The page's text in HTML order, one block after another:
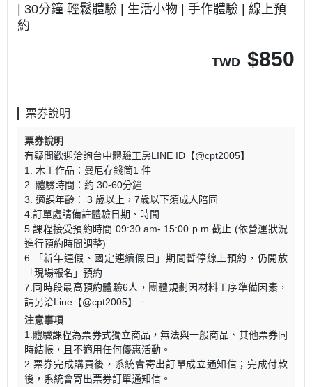
| 30分鐘 輕鬆體驗 | 生活小物 | 手作體驗 | 線上預
約
TWD $850
票券說明
票券說明
有疑問歡迎洽詢台中體驗工房LINE ID【@cpt2005】
1. 木工作品：曼尼存錢筒1 件
2. 體驗時間：約 30-60分鐘
3. 適課年齡： 3 歲以上，7歲以下須成人陪同
4.訂單處請備註體驗日期、時間
5.課程接受預約時間 09:30 am- 15:00 p.m.截止 (依營運狀況
進行預約時間調整)
6.「新年連假、國定連續假日」期間暫停線上預約，仍開放
「現場報名」預約
7.同時段最高預約體驗6人，團體規劃因材料工序準備因素，
請另洽Line【@cpt2005】。
注意事項
1.體驗課程為票券式獨立商品，無法與一般商品、其他票券同
時結帳，且不適用任何優惠活動。
2.票券完成購買後，系統會寄出訂單成立通知信；完成付款
後，系統會寄出票券訂單通知信。